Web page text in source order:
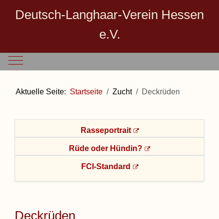
Deutsch-Langhaar-Verein Hessen
e.V.
Mobile Menu Toggle
Aktuelle Seite: Startseite Zucht Deckrüden
Rasseportrait
Rüde oder Hündin?
FCI-Standard
Deckrüden